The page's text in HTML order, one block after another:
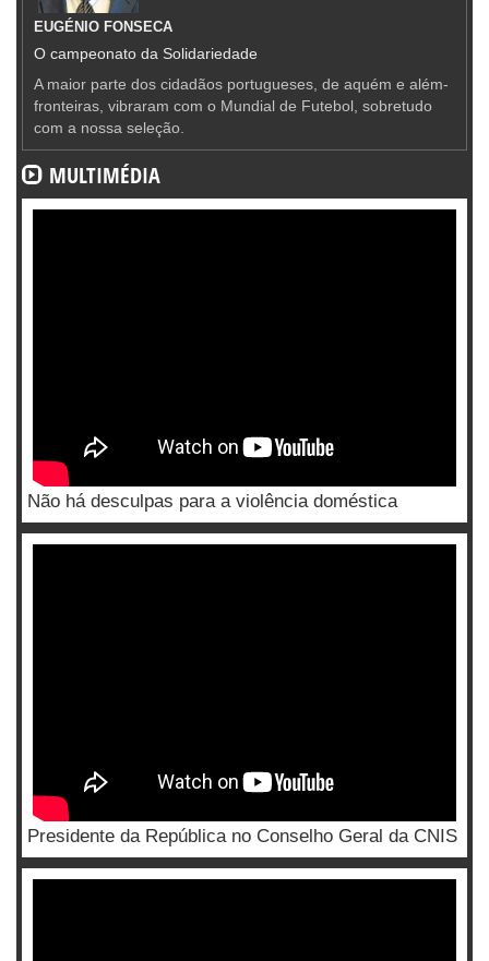
EUGÉNIO FONSECA
O campeonato da Solidariedade
A maior parte dos cidadãos portugueses, de aquém e além-
fronteiras, vibraram com o Mundial de Futebol, sobretudo
com a nossa seleção.
MULTIMÉDIA
Não há desculpas para a violência doméstica
Presidente da República no Conselho Geral da CNIS